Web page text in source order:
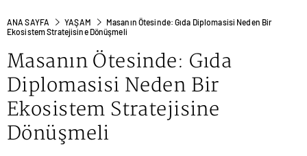
ANA SAYFA YAŞAM
Masanın Ötesinde: Gıda Diplomasisi Neden Bir
Ekosistem Stratejisine Dönüşmeli
Masanın Ötesinde: Gıda
Diplomasisi Neden Bir
Ekosistem Stratejisine
Dönüşmeli